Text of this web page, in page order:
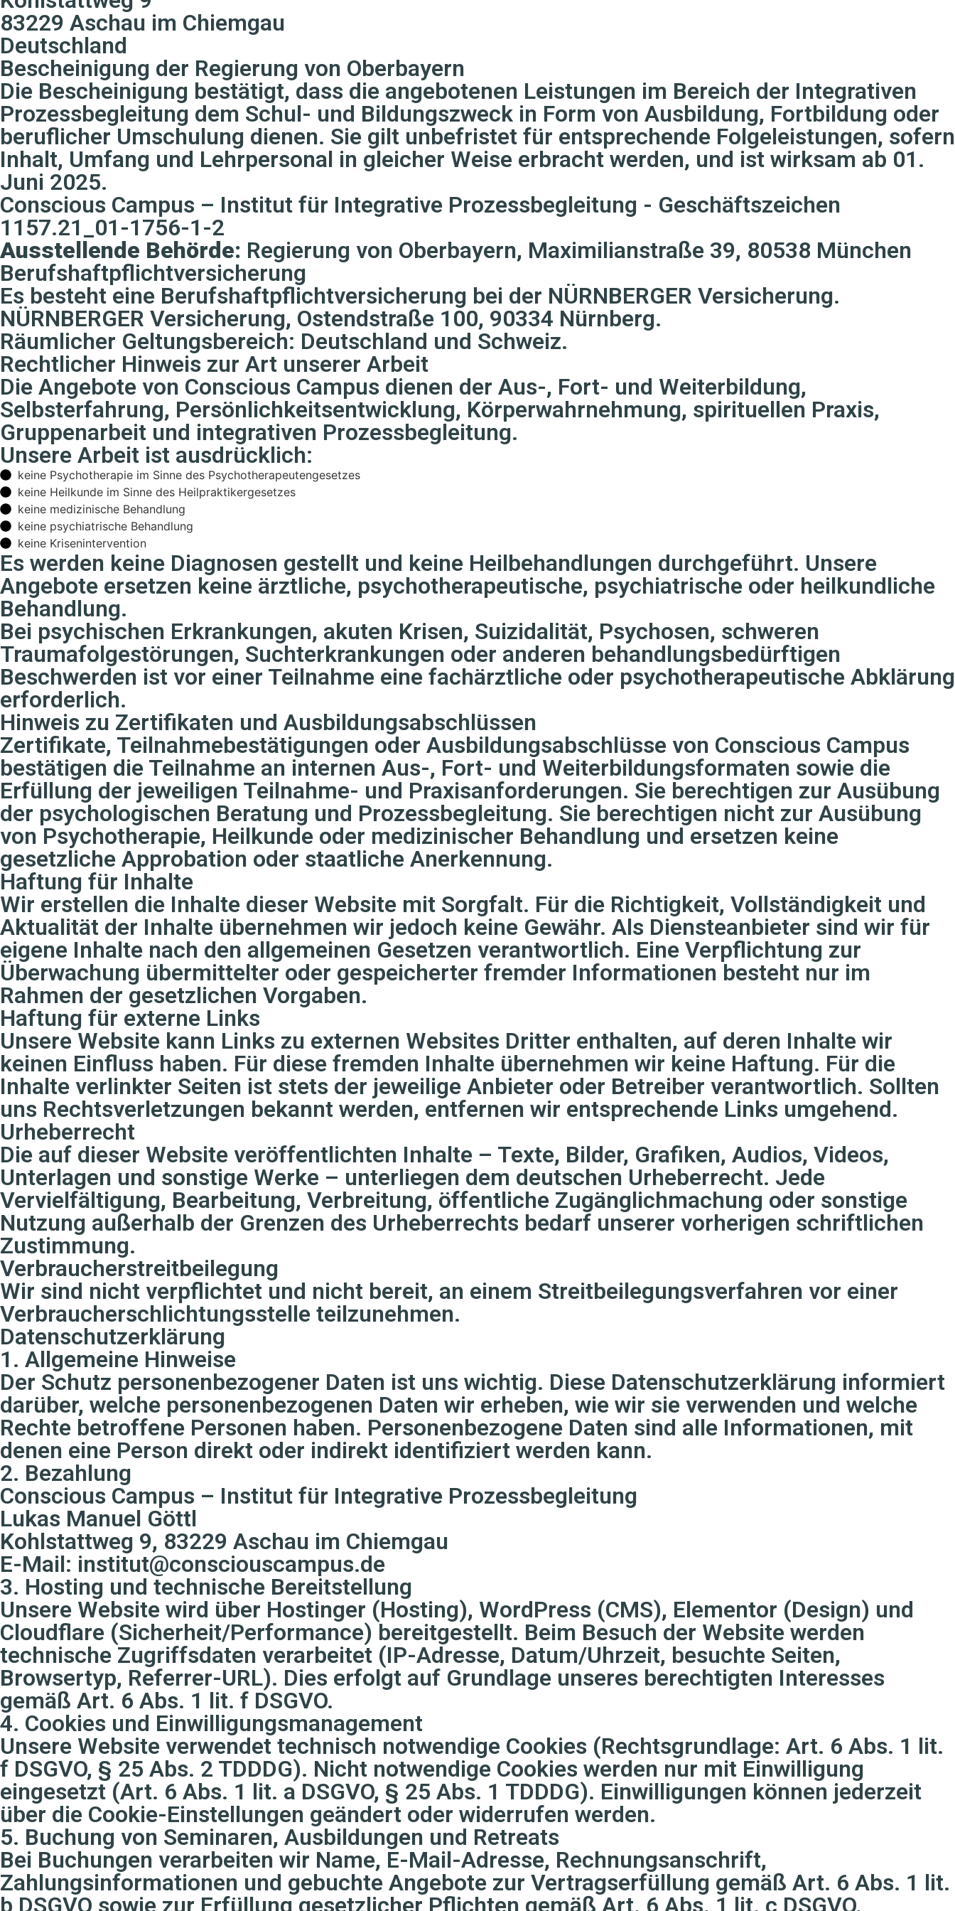
83229 Aschau im Chiemgau
Deutschland
Bescheinigung der Regierung von Oberbayern
Die Bescheinigung bestätigt, dass die angebotenen Leistungen im Bereich der Integrativen
Prozessbegleitung dem Schul- und Bildungszweck in Form von Ausbildung, Fortbildung oder
beruflicher Umschulung dienen. Sie gilt unbefristet für entsprechende Folgeleistungen, sofern
Inhalt, Umfang und Lehrpersonal in gleicher Weise erbracht werden, und ist wirksam ab 01.
Juni 2025.
Conscious Campus – Institut für Integrative Prozessbegleitung - Geschäftszeichen
1157.21_01-1756-1-2
Ausstellende Behörde: Regierung von Oberbayern, Maximilianstraße 39, 80538 München
Berufshaftpflichtversicherung
Es besteht eine Berufshaftpflichtversicherung bei der NÜRNBERGER Versicherung.
NÜRNBERGER Versicherung, Ostendstraße 100, 90334 Nürnberg.
Räumlicher Geltungsbereich: Deutschland und Schweiz.
Rechtlicher Hinweis zur Art unserer Arbeit
Die Angebote von Conscious Campus dienen der Aus-, Fort- und Weiterbildung,
Selbsterfahrung, Persönlichkeitsentwicklung, Körperwahrnehmung, spirituellen Praxis,
Gruppenarbeit und integrativen Prozessbegleitung.
Unsere Arbeit ist ausdrücklich:
keine Psychotherapie im Sinne des Psychotherapeutengesetzes
keine Heilkunde im Sinne des Heilpraktikergesetzes
keine medizinische Behandlung
keine psychiatrische Behandlung
keine Krisenintervention
Es werden keine Diagnosen gestellt und keine Heilbehandlungen durchgeführt. Unsere
Angebote ersetzen keine ärztliche, psychotherapeutische, psychiatrische oder heilkundliche
Behandlung.
Bei psychischen Erkrankungen, akuten Krisen, Suizidalität, Psychosen, schweren
Traumafolgestörungen, Suchterkrankungen oder anderen behandlungsbedürftigen
Beschwerden ist vor einer Teilnahme eine fachärztliche oder psychotherapeutische Abklärung
erforderlich.
Hinweis zu Zertifikaten und Ausbildungsabschlüssen
Zertifikate, Teilnahmebestätigungen oder Ausbildungsabschlüsse von Conscious Campus
bestätigen die Teilnahme an internen Aus-, Fort- und Weiterbildungsformaten sowie die
Erfüllung der jeweiligen Teilnahme- und Praxisanforderungen. Sie berechtigen zur Ausübung
der psychologischen Beratung und Prozessbegleitung. Sie berechtigen nicht zur Ausübung
von Psychotherapie, Heilkunde oder medizinischer Behandlung und ersetzen keine
gesetzliche Approbation oder staatliche Anerkennung.
Haftung für Inhalte
Wir erstellen die Inhalte dieser Website mit Sorgfalt. Für die Richtigkeit, Vollständigkeit und
Aktualität der Inhalte übernehmen wir jedoch keine Gewähr. Als Diensteanbieter sind wir für
eigene Inhalte nach den allgemeinen Gesetzen verantwortlich. Eine Verpflichtung zur
Überwachung übermittelter oder gespeicherter fremder Informationen besteht nur im
Rahmen der gesetzlichen Vorgaben.
Haftung für externe Links
Unsere Website kann Links zu externen Websites Dritter enthalten, auf deren Inhalte wir
keinen Einfluss haben. Für diese fremden Inhalte übernehmen wir keine Haftung. Für die
Inhalte verlinkter Seiten ist stets der jeweilige Anbieter oder Betreiber verantwortlich. Sollten
uns Rechtsverletzungen bekannt werden, entfernen wir entsprechende Links umgehend.
Urheberrecht
Die auf dieser Website veröffentlichten Inhalte – Texte, Bilder, Grafiken, Audios, Videos,
Unterlagen und sonstige Werke – unterliegen dem deutschen Urheberrecht. Jede
Vervielfältigung, Bearbeitung, Verbreitung, öffentliche Zugänglichmachung oder sonstige
Nutzung außerhalb der Grenzen des Urheberrechts bedarf unserer vorherigen schriftlichen
Zustimmung.
Verbraucherstreitbeilegung
Wir sind nicht verpflichtet und nicht bereit, an einem Streitbeilegungsverfahren vor einer
Verbraucherschlichtungsstelle teilzunehmen.
Datenschutzerklärung
1. Allgemeine Hinweise
Der Schutz personenbezogener Daten ist uns wichtig. Diese Datenschutzerklärung informiert
darüber, welche personenbezogenen Daten wir erheben, wie wir sie verwenden und welche
Rechte betroffene Personen haben. Personenbezogene Daten sind alle Informationen, mit
denen eine Person direkt oder indirekt identifiziert werden kann.
2. Bezahlung
Conscious Campus – Institut für Integrative Prozessbegleitung
Lukas Manuel Göttl
Kohlstattweg 9, 83229 Aschau im Chiemgau
E-Mail: institut@consciouscampus.de
3. Hosting und technische Bereitstellung
Unsere Website wird über Hostinger (Hosting), WordPress (CMS), Elementor (Design) und
Cloudflare (Sicherheit/Performance) bereitgestellt. Beim Besuch der Website werden
technische Zugriffsdaten verarbeitet (IP-Adresse, Datum/Uhrzeit, besuchte Seiten,
Browsertyp, Referrer-URL). Dies erfolgt auf Grundlage unseres berechtigten Interesses
gemäß Art. 6 Abs. 1 lit. f DSGVO.
4. Cookies und Einwilligungsmanagement
Unsere Website verwendet technisch notwendige Cookies (Rechtsgrundlage: Art. 6 Abs. 1 lit.
f DSGVO, § 25 Abs. 2 TDDDG). Nicht notwendige Cookies werden nur mit Einwilligung
eingesetzt (Art. 6 Abs. 1 lit. a DSGVO, § 25 Abs. 1 TDDDG). Einwilligungen können jederzeit
über die Cookie-Einstellungen geändert oder widerrufen werden.
5. Buchung von Seminaren, Ausbildungen und Retreats
Bei Buchungen verarbeiten wir Name, E-Mail-Adresse, Rechnungsanschrift,
Zahlungsinformationen und gebuchte Angebote zur Vertragserfüllung gemäß Art. 6 Abs. 1 lit.
b DSGVO sowie zur Erfüllung gesetzlicher Pflichten gemäß Art. 6 Abs. 1 lit. c DSGVO.